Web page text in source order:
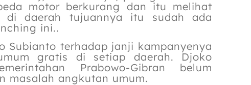
motor berkurang dan itu melihat
di daerah tujuannya itu sudah ada
ini..
Subianto terhadap janji kampanyenya
gratis di setiap daerah. Djoko
Prabowo-Gibran belum
masalah angkutan umum.